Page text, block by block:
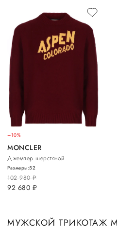
–10%
MONCLER
Джемпер шерстяной
102 980руб.
92 680 руб.
Размеры:52
МУЖСКОЙ ТРИКОТАЖ